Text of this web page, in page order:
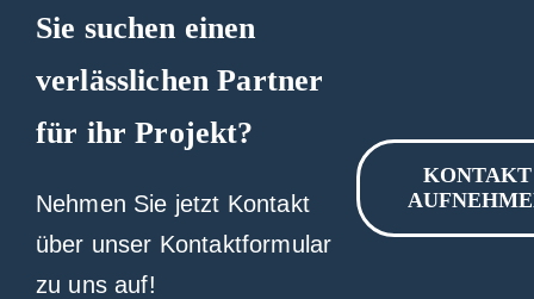
Sie suchen einen
verlässlichen Partner
für ihr Projekt?
Nehmen Sie jetzt Kontakt
über unser Kontaktformular
zu uns auf!
KONTAKT